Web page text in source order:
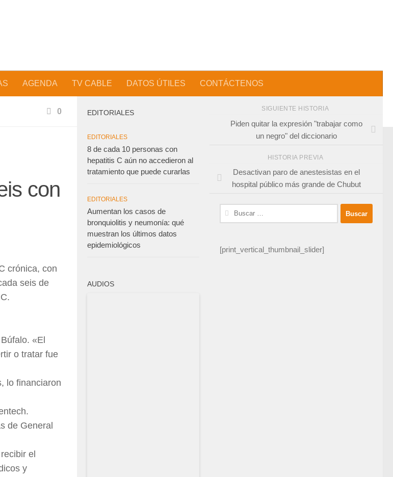
AGENDA TV CABLE DATOS ÚTILES CONTÁCTENOS
0
con
crónica, con
seis de
«El
o tratar fue
lo financiaron
de General
el
y
SIGUIENTE HISTORIA
Piden quitar la expresión "trabajar como
un negro" del diccionario
HISTORIA PREVIA
Desactivan paro de anestesistas en el
hospital público más grande de Chubut
Buscar:
[print_vertical_thumbnail_slider]
EDITORIALES
EDITORIALES
8 de cada 10 personas con
hepatitis C aún no accedieron al
tratamiento que puede curarlas
EDITORIALES
Aumentan los casos de
bronquiolitis y neumonía: qué
muestran los últimos datos
epidemiológicos
AUDIOS